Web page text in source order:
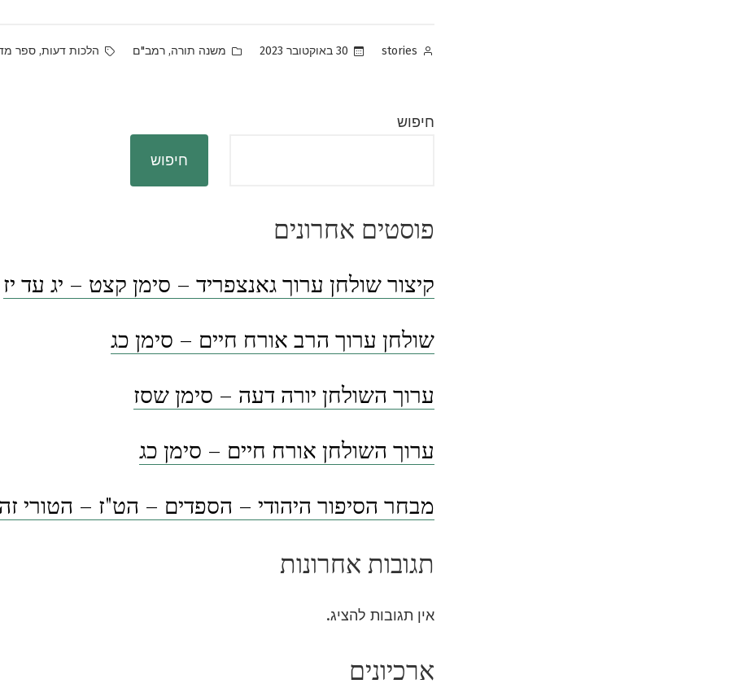
Posted
stories 30 באוקטובר 2023
Posted
משנה תורה, רמב"ם Tags:
הלכות דעות, ספר
חיפוש
חיפוש
פוסטים אחרונים
קיצור שולחן ערוך גאנצפריד – סימן קצט – יג עד יז
שולחן ערוך הרב אורח חיים – סימן כג
ערוך השולחן יורה דעה – סימן שסז
ערוך השולחן אורח חיים – סימן כג
מבחר הסיפור היהודי – הספדים – הט"ז – הטורי
תגובות אחרונות
אין תגובות להציג.
ארכיונים